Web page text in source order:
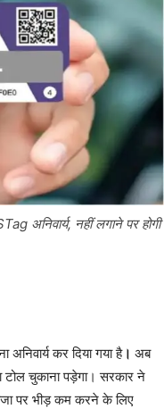
अनिवार्य, नहीं लगाने पर होगी
कर दिया गया है। अब
टोल चुकाना पड़ेगा। सरकार ने
पर भीड़ कम करने के लिए